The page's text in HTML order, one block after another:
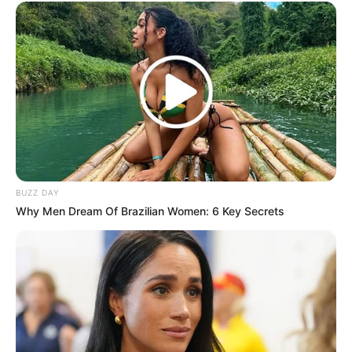
Gaya rambut ini menjadi salah satu gaya rambut favorit karena
cara perawatannya yang cukup mudah.
3. Bowl cut
BUZZ DAY
Why Men Dream Of Brazilian Women: 6 Key Secrets